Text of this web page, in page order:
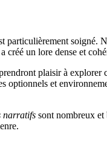
particulièrement soigné.
créé un lore dense et
plaisir à explorer
optionnels et
narratifs sont nombreux et